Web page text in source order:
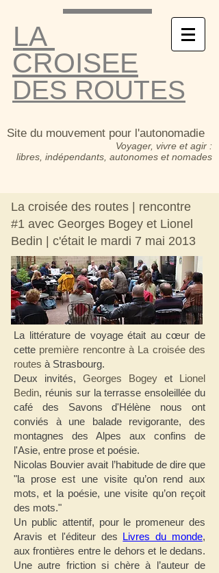
LA
CROISEE
DES ROUTES
Site du mouvement pour l'autonomadie
Voyager, vivre et agir :
libres, indépendants, autonomes et nomades
La croisée des routes | rencontre
#1 avec Georges Bogey et Lionel
Bedin | c'était le mardi 7 mai 2013
La littérature de voyage était au cœur de
cette première rencontre à La croisée des
routes à Strasbourg.
Deux invités, Georges Bogey et Lionel
Bedin, réunis sur la terrasse ensoleillée du
café des Savons d'Hélène nous ont
conviés à une balade revigorante, des
montagnes des Alpes aux confins de
l'Asie, entre prose et poésie.
Nicolas Bouvier avait l’habitude de dire que
"la prose est une visite qu’on rend aux
mots, et la poésie, une visite qu’on reçoit
des mots."
Un public attentif, pour le promeneur des
Aravis et l'éditeur des Livres du monde,
aux frontières entre le dehors et le dedans.
Une autre friction si chère à l’auteur de